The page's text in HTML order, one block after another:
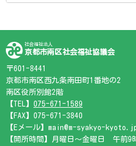
社会福祉法人
京都市南区社会福祉協議会
〒601-8441
京都市南区西九条南田町1番地の2
南区役所別館2階
【TEL】 075-671-1589
【FAX】075-671-3840
【Eメール】main@m-syakyo-
【開所時間】月曜日～金曜日 午前9